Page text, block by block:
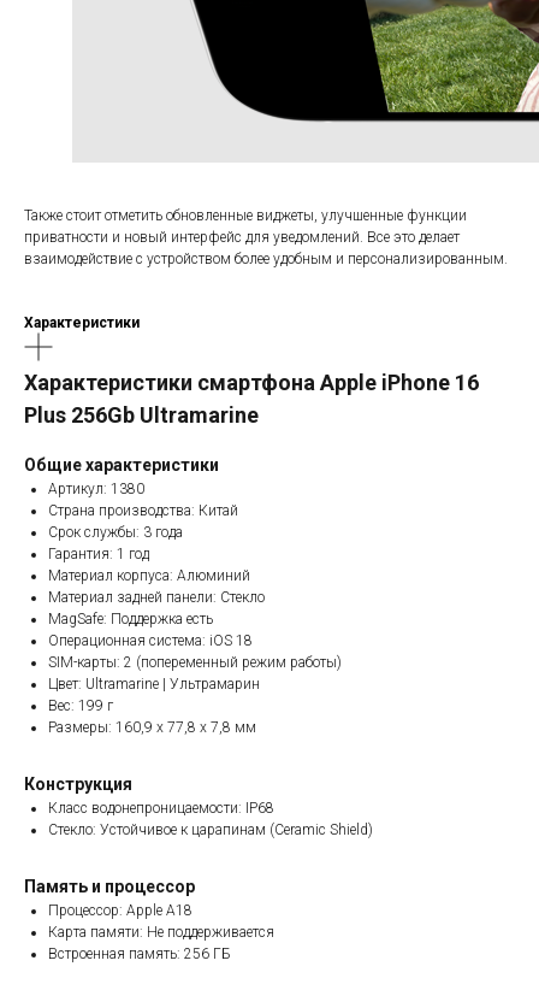
Также стоит отметить обновленные виджеты, улучшенные функции
приватности и новый интерфейс для уведомлений. Все это делает
взаимодействие с устройством более удобным и персонализированным.
Характеристики
Характеристики смартфона Apple iPhone 16
Plus 256Gb Ultramarine
Общие характеристики
Артикул: 1380
Страна производства: Китай
Срок службы: 3 года
Гарантия: 1 год
Материал корпуса: Алюминий
Материал задней панели: Стекло
MagSafe: Поддержка есть
Операционная система: iOS 18
SIM-карты: 2 (попеременный режим работы)
Цвет: Ultramarine | Ультрамарин
Вес: 199 г
Размеры: 160,9 x 77,8 x 7,8 мм
Конструкция
Класс водонепроницаемости: IP68
Стекло: Устойчивое к царапинам (Ceramic Shield)
Память и процессор
Процессор: Apple A18
Карта памяти: Не поддерживается
Встроенная память: 256 ГБ